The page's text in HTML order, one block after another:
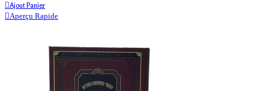
Ajout Panier
Aperçu Rapide